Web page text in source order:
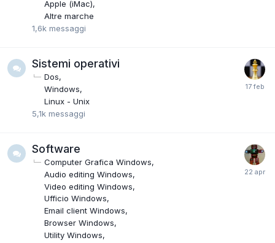
Apple (iMac)
Altre marche
1,6k messaggi
Sistemi operativi
Dos
Windows
Linux - Unix
5,1k messaggi
Software
Computer Grafica Windows
Audio editing Windows
Video editing Windows
Ufficio Windows
Email client Windows
Browser Windows
Utility Windows